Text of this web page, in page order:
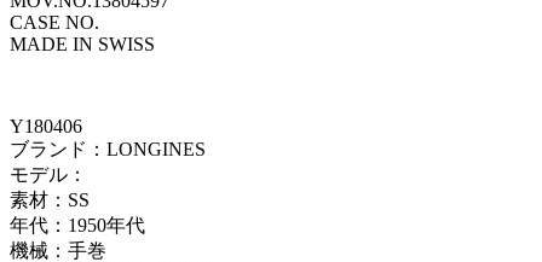
CASE NO.
MADE IN SWISS
Y180406
ブランド：LONGINES
モデル：
素材：SS
年代：1950年代
機械：手巻